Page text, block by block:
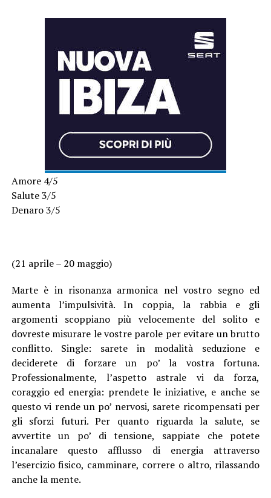
Amore 4/5
Salute 3/5
Denaro 3/5
(21 aprile – 20 maggio)
Marte è in risonanza armonica nel vostro segno ed
aumenta l’impulsività. In coppia, la rabbia e gli
argomenti scoppiano più velocemente del solito e
dovreste misurare le vostre parole per evitare un brutto
conflitto. Single: sarete in modalità seduzione e
deciderete di forzare un po’ la vostra fortuna.
Professionalmente, l’aspetto astrale vi da forza,
coraggio ed energia: prendete le iniziative, e anche se
questo vi rende un po’ nervosi, sarete ricompensati per
gli sforzi futuri. Per quanto riguarda la salute, se
avvertite un po’ di tensione, sappiate che potete
incanalare questo afflusso di energia attraverso
l’esercizio fisico, camminare, correre o altro, rilassando
anche la mente.